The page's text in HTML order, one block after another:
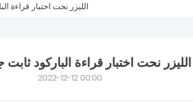
الليزر نحت اختبار قراءة
الليزر نحت اختبار قراءة الباركود
2022-12-12 00:00